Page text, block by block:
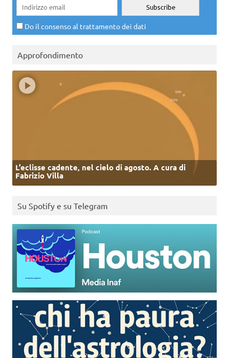
Do il consenso al trattamento dei dati
Approfondimento
L’eclisse cadente, nel cielo di agosto. A cura di
Fabrizio Villa
Su Spotify e su Telegram